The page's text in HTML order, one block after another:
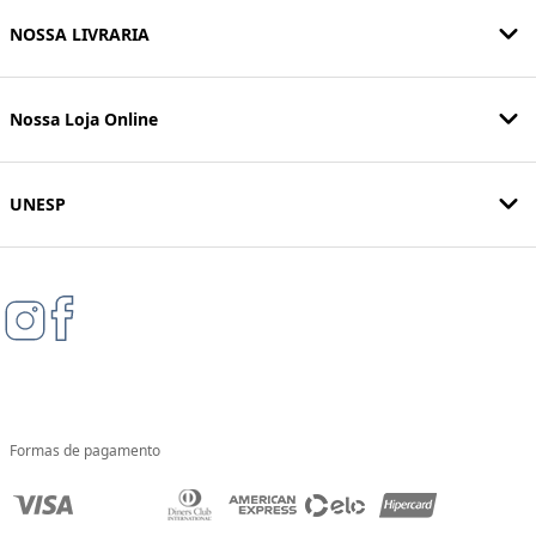
NOSSA LIVRARIA
Nossa Loja Online
UNESP
Formas de pagamento